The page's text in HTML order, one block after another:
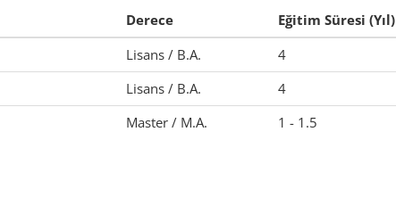
Derece
Eğitim Süresi (Yıl)
Lisans / B.A.
4
Lisans / B.A.
4
Master / M.A. 1 - 1.5